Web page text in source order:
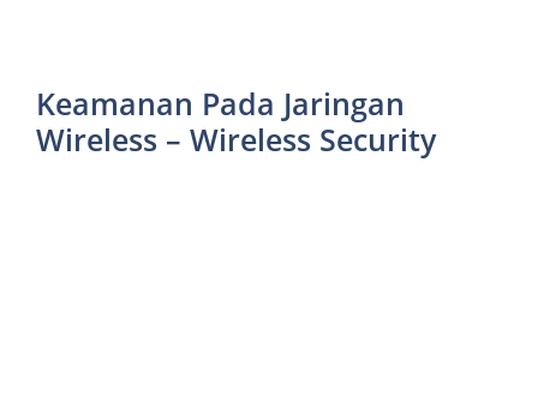
Keamanan Pada Jaringan
Wireless – Wireless Security